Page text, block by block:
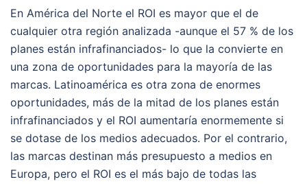
En América del Norte el ROI es mayor que el de
cualquier otra región analizada -aunque el 57 % de los
planes están infrafinanciados- lo que la convierte en
una zona de oportunidades para la mayoría de las
marcas. Latinoamérica es otra zona de enormes
oportunidades, más de la mitad de los planes están
infrafinanciados y el ROI aumentaría enormemente si
se dotase de los medios adecuados. Por el contrario,
las marcas destinan más presupuesto a medios en
Europa, pero el ROI es el más bajo de todas las